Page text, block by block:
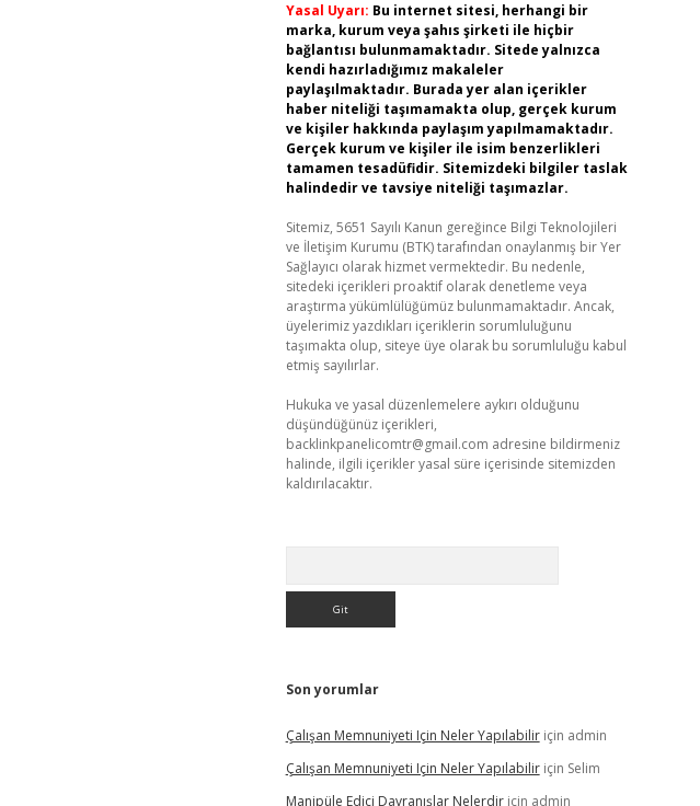
Yasal Uyarı: Bu internet sitesi, herhangi bir
marka, kurum veya şahıs şirketi ile hiçbir
bağlantısı bulunmamaktadır. Sitede yalnızca
kendi hazırladığımız makaleler
paylaşılmaktadır. Burada yer alan içerikler
haber niteliği taşımamakta olup, gerçek kurum
ve kişiler hakkında paylaşım yapılmamaktadır.
Gerçek kurum ve kişiler ile isim benzerlikleri
tamamen tesadüfidir. Sitemizdeki bilgiler taslak
halindedir ve tavsiye niteliği taşımazlar.
Sitemiz, 5651 Sayılı Kanun gereğince Bilgi Teknolojileri
ve İletişim Kurumu (BTK) tarafından onaylanmış bir Yer
Sağlayıcı olarak hizmet vermektedir. Bu nedenle,
sitedeki içerikleri proaktif olarak denetleme veya
araştırma yükümlülüğümüz bulunmamaktadır. Ancak,
üyelerimiz yazdıkları içeriklerin sorumluluğunu
taşımakta olup, siteye üye olarak bu sorumluluğu kabul
etmiş sayılırlar.
Hukuka ve yasal düzenlemelere aykırı olduğunu
düşündüğünüz içerikleri,
backlinkpanelicomtr@gmail.com adresine bildirmeniz
halinde, ilgili içerikler yasal süre içerisinde sitemizden
kaldırılacaktır.
Son yorumlar
Çalışan Memnuniyeti Için Neler Yapılabiliriçin admin
Çalışan Memnuniyeti Için Neler Yapılabiliriçin Selim
Manipüle Edici Davranışlar Nelerdiriçin admin